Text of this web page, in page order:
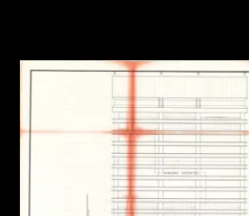
M+藏品
进一步筛选